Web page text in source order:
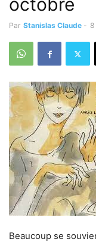
Par Stanislas Claude - 8
Beaucoup se